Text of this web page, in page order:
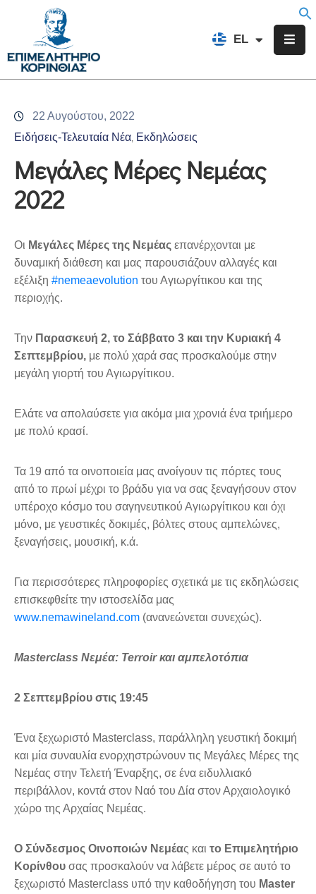
EL
FR
Επιμελητήριο
Υπηρεσίες
Προγράμματα
Δράσεις
Επικοινωνία
22 Αυγούστου, 2022
Ειδήσεις-Τελευταία Νέα Εκδηλώσεις
Μεγάλες Μέρες Νεμέας
2022
Οι Μεγάλες Μέρες της Νεμέας επανέρχονται με
δυναμική διάθεση και μας παρουσιάζουν αλλαγές και
εξέλιξη #nemeaevolution του Αγιωργίτικου και της
περιοχής.
Την Παρασκευή 2, το Σάββατο 3 και την Κυριακή 4
Σεπτεμβρίου, με πολύ χαρά σας προσκαλούμε στην
μεγάλη γιορτή του Αγιωργίτικου.
Ελάτε να απολαύσετε για ακόμα μια χρονιά ένα τριήμερο
με πολύ κρασί.
Τα 19 από τα οινοποιεία μας ανοίγουν τις πόρτες τους
από το πρωί μέχρι το βράδυ για να σας ξεναγήσουν στον
υπέροχο κόσμο του σαγηνευτικού Αγιωργίτικου και όχι
μόνο, με γευστικές δοκιμές, βόλτες στους αμπελώνες,
ξεναγήσεις, μουσική, κ.ά.
Για περισσότερες πληροφορίες σχετικά με τις εκδηλώσεις
επισκεφθείτε την ιστοσελίδα μας
www.nemawineland.com (ανανεώνεται συνεχώς).
Masterclass Νεμέα: Terroir και αμπελοτόπια
2 Σεπτεμβρίου στις 19:45
Ένα ξεχωριστό Masterclass, παράλληλη γευστική δοκιμή
και μία συναυλία ενορχηστρώνουν τις Μεγάλες Μέρες της
Νεμέας στην Τελετή Έναρξης, σε ένα ειδυλλιακό
περιβάλλον, κοντά στον Ναό του Δία στον Αρχαιολογικό
χώρο της Αρχαίας Νεμέας.
Ο Σύνδεσμος Οινοποιών Νεμέας και το Επιμελητήριο
Κορίνθου σας προσκαλούν να λάβετε μέρος σε αυτό το
ξεχωριστό Masterclass υπό την καθοδήγηση του Master